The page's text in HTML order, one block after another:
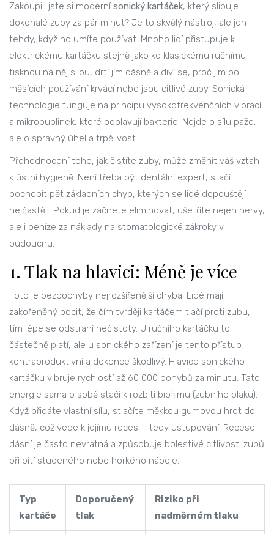
Zakoupili jste si modernísonický kartáček, který slibuje
dokonalé zuby za pár minut? Je to skvělý nástroj, ale jen
tehdy, když ho umíte používat. Mnoho lidí přistupuje k
elektrickému kartáčku stejně jako ke klasickému ručnímu -
tisknou na něj silou, drtí jím dásně a diví se, proč jim po
měsících používání krvácí nebo jsou citlivé zuby. Sonická
technologie funguje na principu vysokofrekvenčních vibrací
a mikrobublinek, které odplavují bakterie. Nejde o sílu paže,
ale o správný úhel a trpělivost.
Přehodnocení toho, jak čistíte zuby, může změnit váš vztah
k ústní hygieně. Není třeba být dentální expert, stačí
pochopit pět základních chyb, kterých se lidé dopouštějí
nejčastěji. Pokud je začnete eliminovat, ušetříte nejen nervy,
ale i peníze za náklady na stomatologické zákroky v
budoucnu.
1. Tlak na hlavici: Méně je více
Toto je bezpochyby nejrozšířenější chyba. Lidé mají
zakořeněný pocit, že čím tvrději kartáčem tlačí proti zubu,
tím lépe se odstraní nečistoty. U ručního kartáčku to
částečně platí, ale u sonického zařízení je tento přístup
kontraproduktivní a dokonce škodlivý. Hlavice sonického
kartáčku vibruje rychlostí až 60 000 pohybů za minutu. Tato
energie sama o sobě stačí k rozbití biofilmu (zubního plaku).
Když přidáte vlastní sílu, stlačíte měkkou gumovou hrot do
dásně, což vede k jejímu recesi - tedy ustupování. Recese
dásní je často nevratná a způsobuje bolestivé citlivosti zubů
při pití studeného nebo horkého nápoje.
Typ
kartáče
Doporučený
tlak
Riziko při
nadměrném tlaku